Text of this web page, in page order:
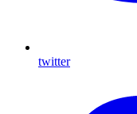
twitter